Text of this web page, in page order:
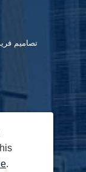
تصاميم
.